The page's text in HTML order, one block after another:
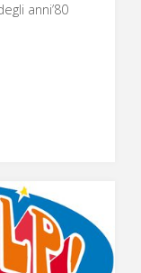
anni’80